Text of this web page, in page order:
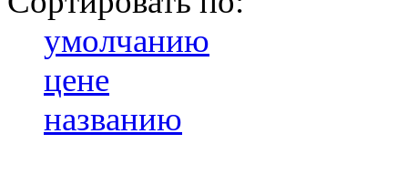
умолчанию
цене
названию